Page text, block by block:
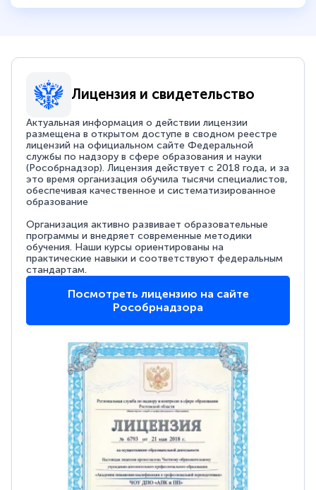
Лицензия и свидетельство
Актуальная информация о действии лицензии
размещена в открытом доступе в сводном реестре
лицензий на официальном сайте Федеральной
службы по надзору в сфере образования и науки
(Рособрнадзор). Лицензия действует с 2018 года, и за
это время организация обучила тысячи специалистов,
обеспечивая качественное и систематизированное
образование
Организация активно развивает образовательные
программы и внедряет современные методики
обучения. Наши курсы ориентированы на
практические навыки и соответствуют федеральным
стандартам.
Посмотреть лицензию на сайте
Рособрнадзора